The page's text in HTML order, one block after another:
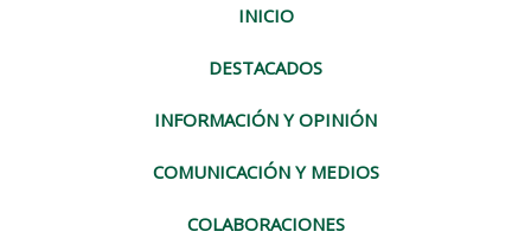
INICIO
DESTACADOS
INFORMACIÓN Y OPINIÓN
COMUNICACIÓN Y MEDIOS
COLABORACIONES